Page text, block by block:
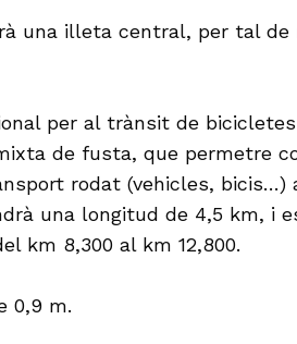
una illeta central, per tal de
per al trànsit de
de fusta, que permetre
rodat (vehicles, bicis…)
una longitud de 4,5 km, i
km 8,300 al km 12,800.
0,9 m.